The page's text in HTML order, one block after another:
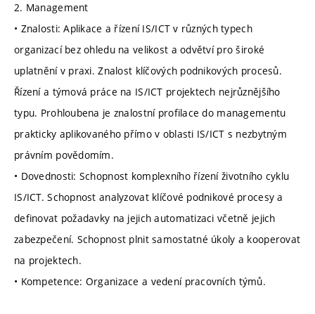
2. Management
• Znalosti: Aplikace a řízení IS/ICT v různých typech
organizací bez ohledu na velikost a odvětví pro široké
uplatnění v praxi. Znalost klíčových podnikových procesů.
Řízení a týmová práce na IS/ICT projektech nejrůznějšího
typu. Prohloubena je znalostní profilace do managementu
prakticky aplikovaného přímo v oblasti IS/ICT s nezbytným
právním povědomím.
• Dovednosti: Schopnost komplexního řízení životního cyklu
IS/ICT. Schopnost analyzovat klíčové podnikové procesy a
definovat požadavky na jejich automatizaci včetně jejich
zabezpečení. Schopnost plnit samostatné úkoly a kooperovat
na projektech.
• Kompetence: Organizace a vedení pracovních týmů.